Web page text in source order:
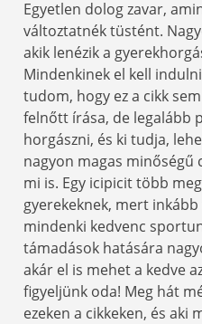
Egyetlen dolog zavar,
változtatnék tüstént.
akik lenézik a
Mindenkinek el kell
tudom, hogy ez a cikk
felnőtt írása, de legalább
horgászni, és ki tudja,
nagyon magas minőségű
mi is. Egy icipicit több
gyerekeknek, mert
mindenki kedvenc
támadások hatására
akár el is mehet a kedve
figyeljünk oda! Meg hát
ezeken a cikkeken, és aki